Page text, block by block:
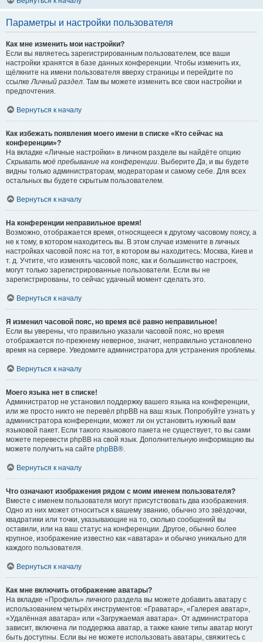
Параметры и настройки пользователя
Как мне изменить мои настройки?
Если вы являетесь зарегистрированным пользователем, все ваши
настройки хранятся в базе данных конференции. Чтобы изменить их,
щёлкните на имени пользователя вверху страницы и перейдите по
ссылкеЛичный раздел. Там вы можете изменить все свои настройки и
предпочтения.
Вернуться к началу
Как избежать появления моего имени в списке «Кто сейчас на
конференции»?
На вкладке «Личные настройки» в личном разделе вы найдёте опцию
Скрывать моё пребывание на конференции. ВыберитеДа, и вы будете
видны только администраторам, модераторам и самому себе. Для всех
остальных вы будете скрытым пользователем.
Вернуться к началу
На конференции неправильное время!
Возможно, отображается время, относящееся к другому часовому поясу, а
не к тому, в котором находитесь вы. В этом случае измените в личных
настройках часовой пояс на тот, в котором вы находитесь: Москва, Киев и
т. д. Учтите, что изменять часовой пояс, как и большинство настроек,
могут только зарегистрированные пользователи. Если вы не
зарегистрированы, то сейчас удачный момент сделать это.
Вернуться к началу
Я изменил часовой пояс, но время всё равно неправильное!
Если вы уверены, что правильно указали часовой пояс, но время
отображается по-прежнему неверное, значит, неправильно установлено
время на сервере. Уведомите администратора для устранения проблемы.
Вернуться к началу
Моего языка нет в списке!
Администратор не установил поддержку вашего языка на конференции,
или же просто никто не перевёл phpBB на ваш язык. Попробуйте узнать у
администратора конференции, может ли он установить нужный вам
языковой пакет. Если такого языкового пакета не существует, то вы сами
можете перевести phpBB на свой язык. Дополнительную информацию вы
можете получить на сайте phpBB®.
Вернуться к началу
Что означают изображения рядом с моим именем пользователя?
Вместе с именем пользователя могут присутствовать два изображения.
Одно из них может относиться к вашему званию, обычно это звёздочки,
квадратики или точки, указывающие на то, сколько сообщений вы
оставили, или на ваш статус на конференции. Другое, обычно более
крупное, изображение известно как «аватара» и обычно уникально для
каждого пользователя.
Вернуться к началу
Как мне включить отображение аватары?
На вкладке «Профиль» личного раздела вы можете добавить аватару с
использованием четырёх инструментов: «Граватар», «Галерея аватар»,
«Удалённая аватара» или «Загружаемая аватара». От администратора
зависит, включена ли поддержка аватар, а также какие типы аватар могут
быть доступны. Если вы не можете использовать аватары, свяжитесь с